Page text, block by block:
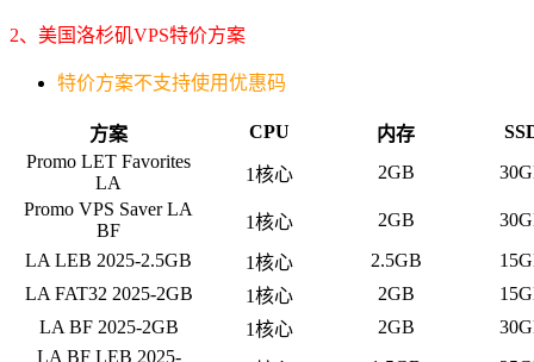
2、美国洛杉矶VPS特价方案
特价方案不支持使用优惠码
方案 CPU 内存
Promo LET Favorites
LA
1核心 2GB
Promo VPS Saver LA
BF
1核心 2GB
LA LEB 2025-2.5GB
1核心 2.5GB
LA FAT32 2025-2GB
1核心 2GB
LA BF 2025-2GB
1核心 2GB
LA BF LEB 2025-